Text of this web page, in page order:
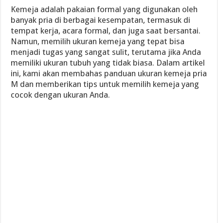
Kemeja adalah pakaian formal yang digunakan oleh
banyak pria di berbagai kesempatan, termasuk di
tempat kerja, acara formal, dan juga saat bersantai.
Namun, memilih ukuran kemeja yang tepat bisa
menjadi tugas yang sangat sulit, terutama jika Anda
memiliki ukuran tubuh yang tidak biasa. Dalam artikel
ini, kami akan membahas panduan ukuran kemeja pria
M dan memberikan tips untuk memilih kemeja yang
cocok dengan ukuran Anda.